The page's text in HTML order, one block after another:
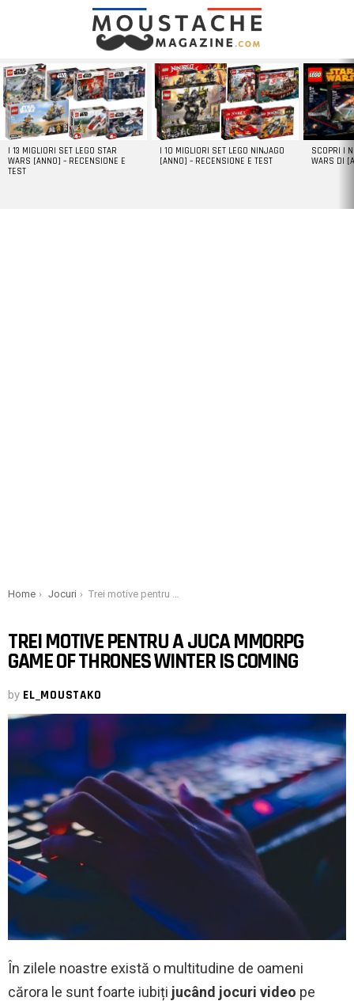
LATEST
STORIES
I 13 MIGLIORI SET LEGO STAR
WARS [ANNO] – RECENSIONE E
TEST
I 10 MIGLIORI SET LEGO NINJAGO
[ANNO] – RECENSIONE E TEST
SCOPRI I
WARS DI
You are here:
Home Jocuri Trei motive pentru a juca MMORPG Game of Thrones Winter is Coming
TREI MOTIVE PENTRU A JUCA MMORPG
GAME OF THRONES WINTER IS COMING
by EL_MOUSTAKO
În zilele noastre există o multitudine de oameni
cărora le sunt foarte iubiți jucând jocuri video pe